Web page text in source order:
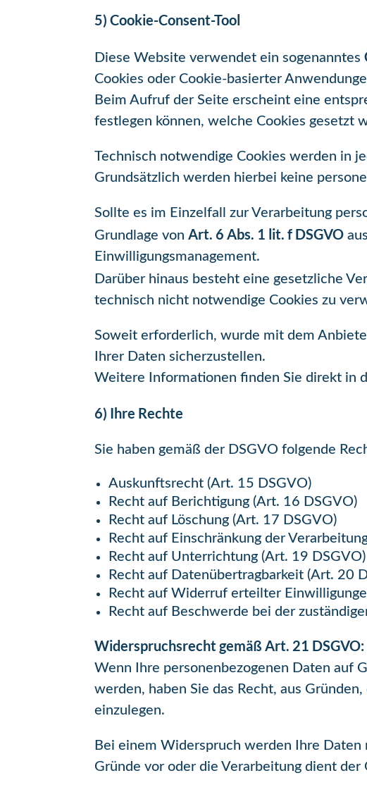
5) Cookie-Consent-Tool
Diese Website verwendet ein sogenanntes
Cookies oder Cookie-basierter
Beim Aufruf der Seite erscheint eine
festlegen können, welche Cookies gesetzt
Technisch notwendige Cookies werden in
Grundsätzlich werden hierbei keine
Sollte es im Einzelfall zur Verarbeitung
Grundlage vonArt. 6 Abs. 1 lit. f DSGVO
Einwilligungsmanagement.
Darüber hinaus besteht eine gesetzliche
technisch nicht notwendige Cookies zu
Soweit erforderlich, wurde mit dem
Ihrer Daten sicherzustellen.
Weitere Informationen finden Sie direkt in
6) Ihre Rechte
Sie haben gemäß der DSGVO folgende
Auskunftsrecht (Art. 15 DSGVO)
Recht auf Berichtigung (Art. 16 DSGVO)
Recht auf Löschung (Art. 17 DSGVO)
Recht auf Einschränkung der
Recht auf Unterrichtung (Art. 19 DSGVO)
Recht auf Datenübertragbarkeit (Art. 20
Recht auf Widerruf erteilter
Recht auf Beschwerde bei der
Widerspruchsrecht gemäß Art. 21 DSGVO:
Wenn Ihre personenbezogenen Daten auf
werden, haben Sie das Recht, aus
einzulegen.
Bei einem Widerspruch werden Ihre
Gründe vor oder die Verarbeitung dient